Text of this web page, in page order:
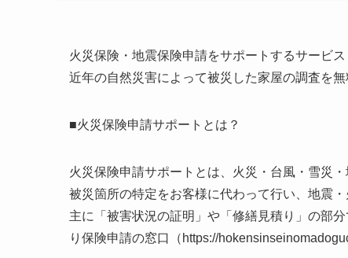
火災保険・地震保険申請をサポートするサービ
近年の自然災害によって被災した家屋の調査を無
■火災保険申請サポートとは？
火災保険申請サポートとは、火災・台風・雪災
被災箇所の特定をお客様に代わって行い、地震
主に「被害状況の証明」や「修繕見積り」の部
り保険申請の窓口（https://